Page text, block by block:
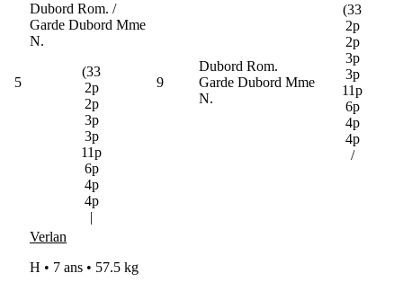
5
Dubord Rom. /
Garde Dubord Mme
N.
(33
2p
2p
3p
3p
11p
6p
4p
4p
|
9
Dubord Rom.
Garde Dubord Mme
N.
(33
2p
2p
3p
3p
11p
6p
4p
4p
/
Verlan
H • 7 ans • 57.5 kg